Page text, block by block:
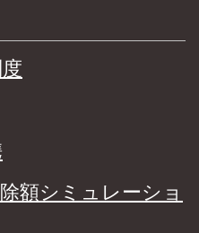
額シミュレーショ